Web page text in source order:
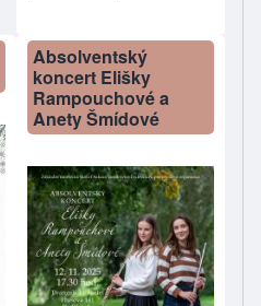
Absolventský
koncert Elišky
Rampouchové a
Anety Šmídové